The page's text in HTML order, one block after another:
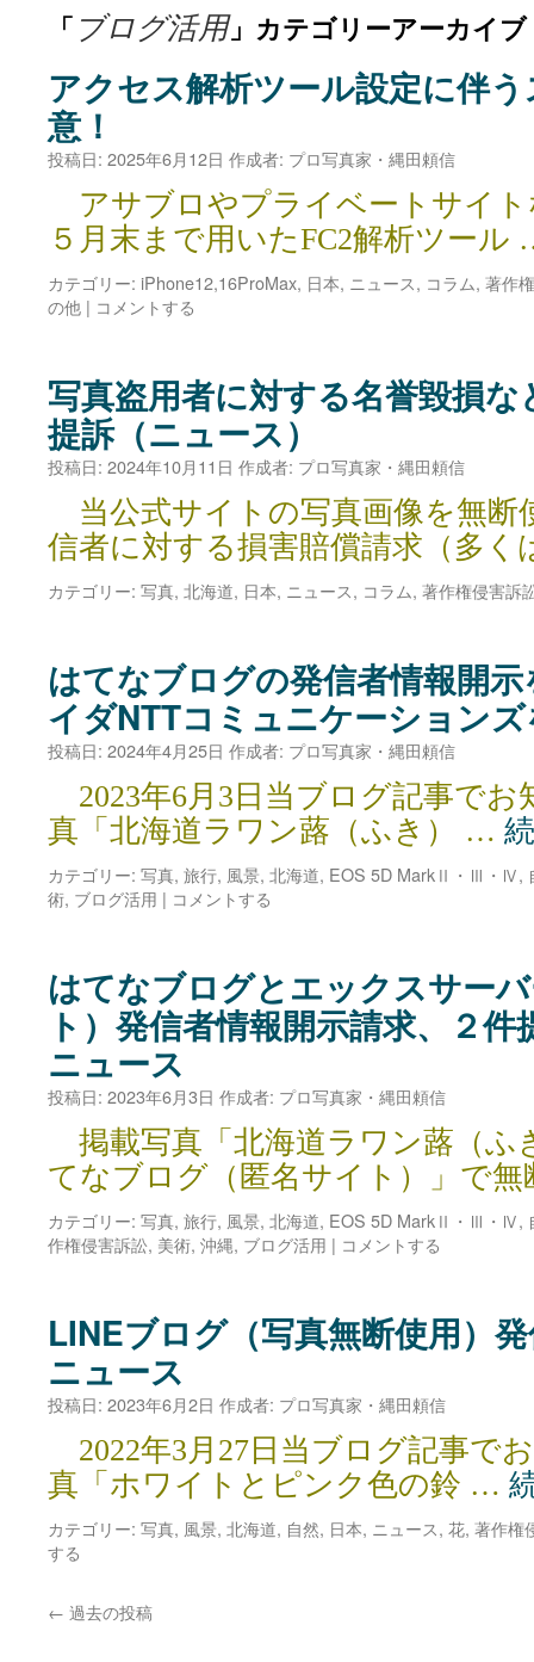
「 ブログ活用」カテゴリーアーカイブ
アクセス解析ツール設定に伴
意！
投稿日: 2025年6月12日 作成者: プロ写真家・縄田頼信
アサブロやプライベートサイト
５月末まで用いたFC2解析ツー
カテゴリー: iPhone12,16ProMax, 日本, ニュース, コラム, 著作
の他 | コメントする
写真盗用者に対する名誉毀損
提訴（ニュース）
投稿日: 2024年10月11日 作成者: プロ写真家・縄田頼信
当公式サイトの写真画像を無断
信者に対する損害賠償請求（多
カテゴリー: 写真, 北海道, 日本, ニュース, コラム, 著作権侵害訴
はてなブログの発信者情報開
イダNTTコミュニケーション
投稿日: 2024年4月25日 作成者: プロ写真家・縄田頼信
2023年6月3日当ブログ記事でお
真「北海道ラワン蕗（ふき） …
カテゴリー: 写真, 旅行, 風景, 北海道, EOS 5D MarkⅡ・Ⅲ・Ⅳ,
術, ブログ活用 | コメントする
はてなブログとエックスサー
ト）発信者情報開示請求、２
ニュース
投稿日: 2023年6月3日 作成者: プロ写真家・縄田頼信
掲載写真「北海道ラワン蕗（ふ
てなブログ（匿名サイト）」で
カテゴリー: 写真, 旅行, 風景, 北海道, EOS 5D MarkⅡ・Ⅲ・Ⅳ,
作権侵害訴訟, 美術, 沖縄, ブログ活用 | コメントする
LINEブログ（写真無断使用）
ニュース
投稿日: 2023年6月2日 作成者: プロ写真家・縄田頼信
2022年3月27日当ブログ記事で
真「ホワイトとピンク色の鈴 …
カテゴリー: 写真, 風景, 北海道, 自然, 日本, ニュース, 花, 著作権
する
← 過去の投稿